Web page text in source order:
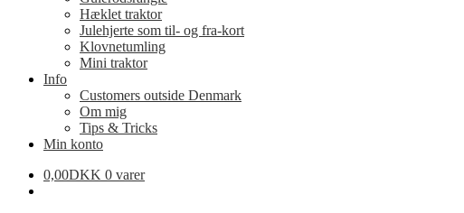
Hæklet traktor
Julehjerte som til- og fra-kort
Klovnetumling
Mini traktor
Info
Customers outside Denmark
Om mig
Tips & Tricks
Min konto
0,00DKK 0 varer